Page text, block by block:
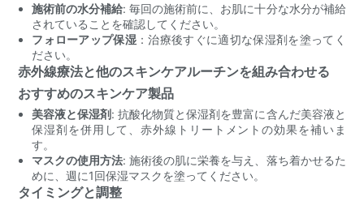
施術前の水分補給: 毎回の施術前に、お肌に十分な水分が補給
されていることを確認してください。
フォローアップ保湿 ：治療後すぐに適切な保湿剤を塗ってく
ださい。
赤外線療法と他のスキンケアルーチンを組み合わせる
おすすめのスキンケア製品
美容液と保湿剤: 抗酸化物質と保湿剤を豊富に含んだ美容液と
保湿剤を併用して、赤外線トリートメントの効果を補いま
す。
マスクの使用方法: 施術後の肌に栄養を与え、落ち着かせるた
めに、週に1回保湿マスクを塗ってください。
タイミングと調整